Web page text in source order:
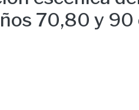
70,80 y 90